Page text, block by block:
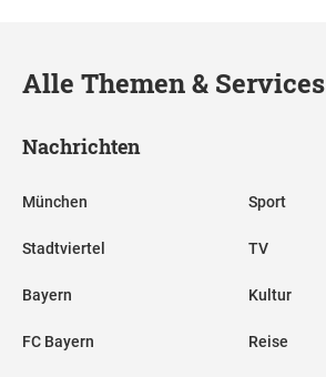
Alle Themen & Services
Nachrichten
München
Stadtviertel
Bayern
FC Bayern
Sport
TV
Kultur
Reise